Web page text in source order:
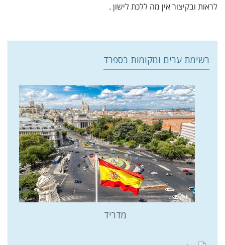
לראות ובקיצור אין מה ללכת לישון .
רשימת ערים ומקומות בספרד
מדריד